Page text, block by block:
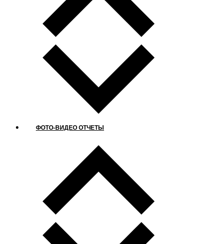
ФОТО-ВИДЕО ОТЧЕТЫ